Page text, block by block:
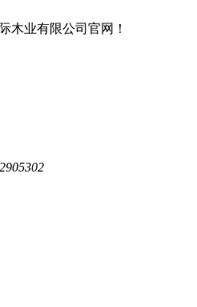
木业有限公司官网！